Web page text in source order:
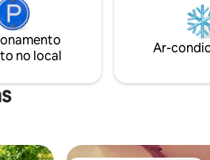
trenó.
Descontos atraentes a
10%, 5 noites 15%, 6 noites
no local
Ar-